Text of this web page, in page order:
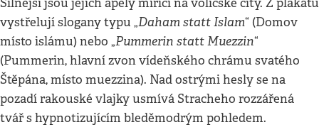
Silnější jsou jejich apely mířící na voličské city. Z plakátů
vystřelují slogany typu „Daham statt Islam“ (Domov
místo islámu) nebo „Pummerin statt Muezzin“
(Pummerin, hlavní zvon vídeňského chrámu svatého
Štěpána, místo muezzina). Nad ostrými hesly se na
pozadí rakouské vlajky usmívá Stracheho rozzářená
tvář s hypnotizujícím bleděmodrým pohledem.